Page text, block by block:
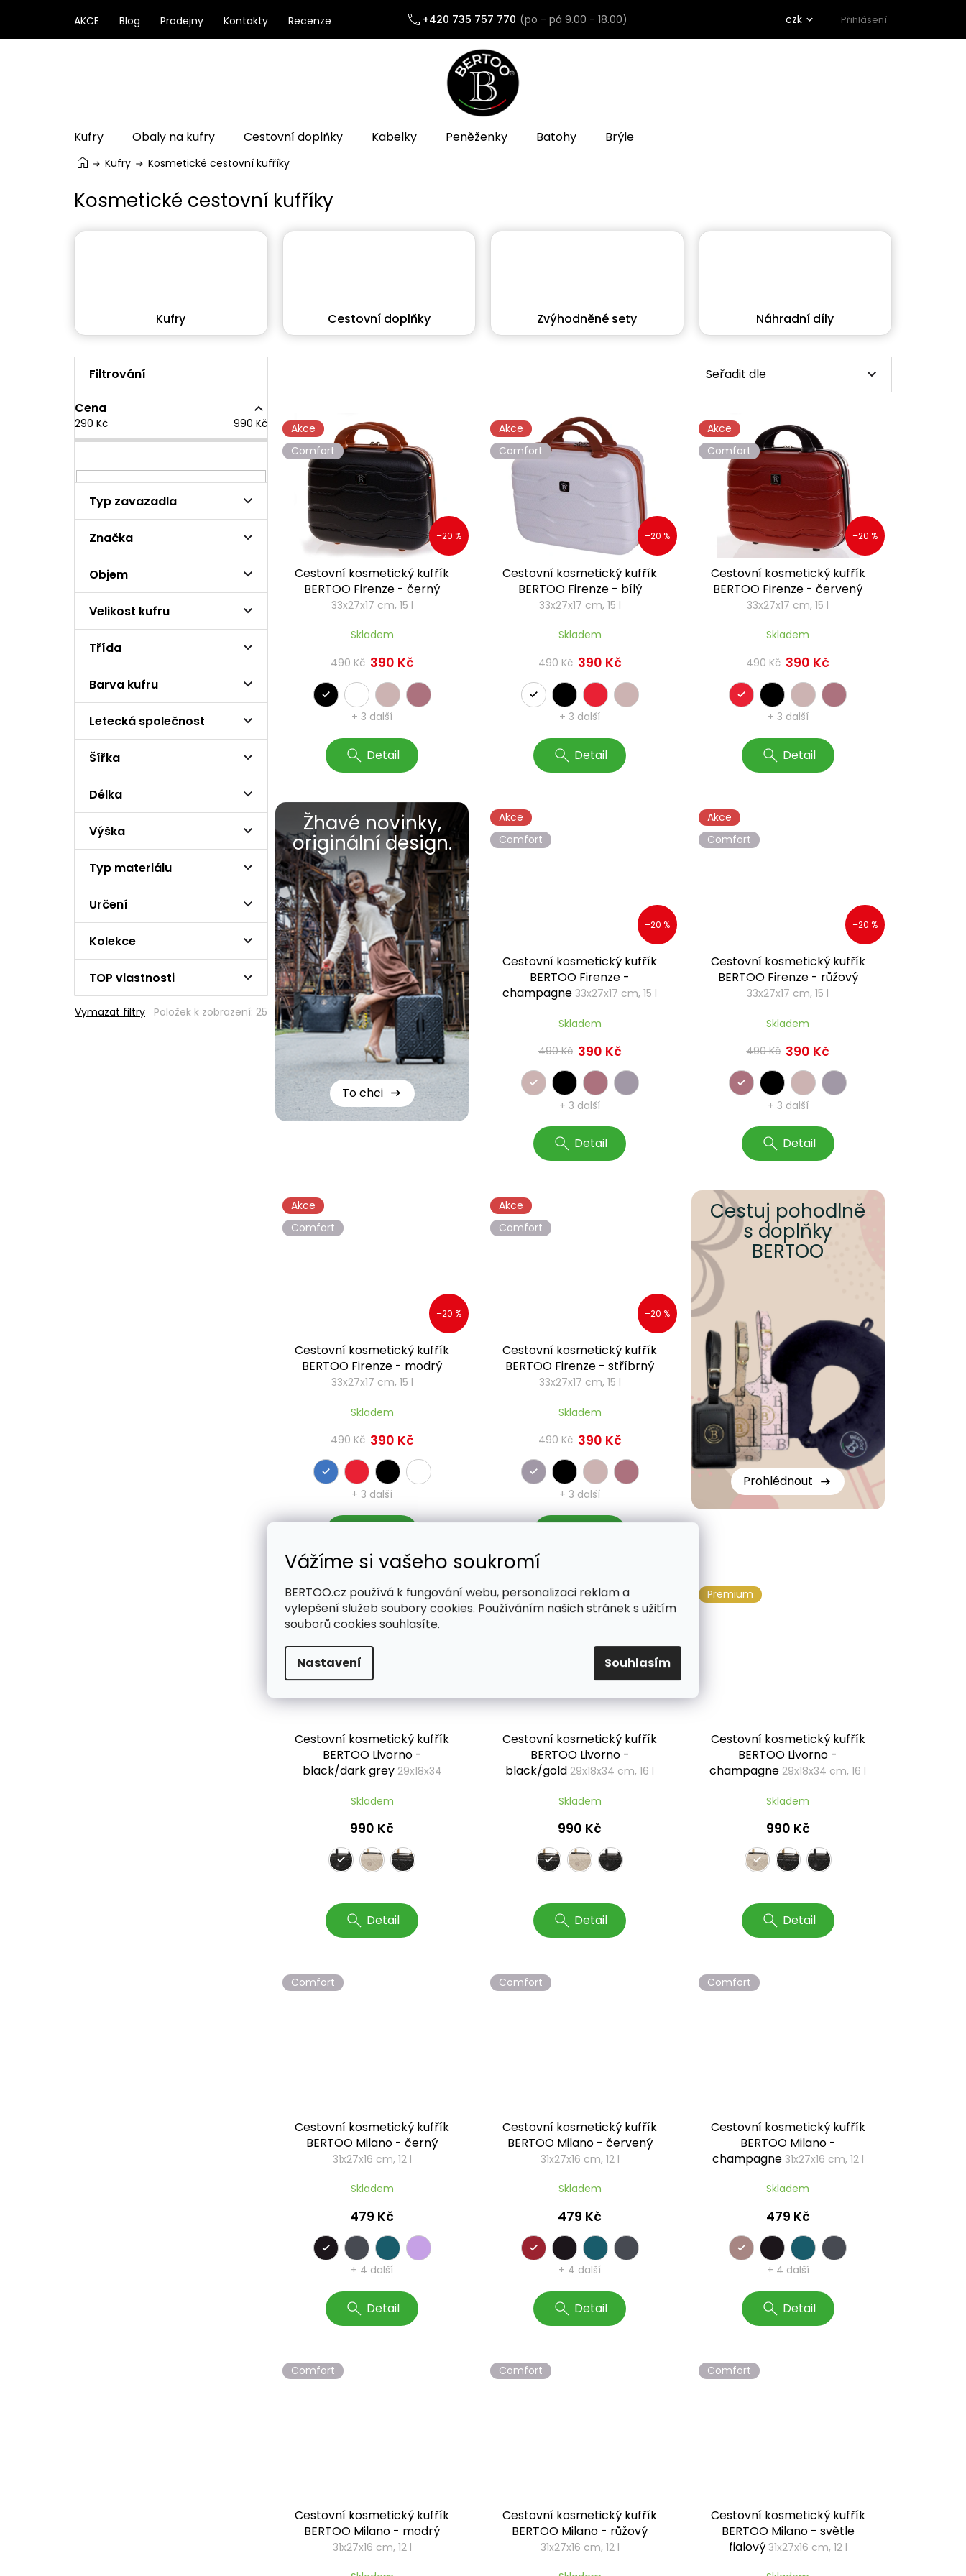
Vážíme si vašeho soukromí
BERTOO.cz používá k fungování webu, personalizaci reklam a
vylepšení služeb soubory cookies. Používáním našich stránek s užitím
souborů cookies souhlasíte.
Nastavení Souhlasím
+420 735 757 770
AKCE Blog Prodejny Kontakty Recenze czk Přihlášení
Kufry Obaly na kufry Cestovní doplňky Kabelky Peněženky Batohy Brýle
Kufry Kosmetické cestovní kufříky
Kosmetické cestovní kufříky
Kufry Cestovní doplňky Zvýhodněné sety Náhradní díly
P
s
t
r
a
n
a
e
Cena
290 Kč 990 Kč
Typ zavazadla
Značka
Objem
Velikost kufru
Třída
Barva kufru
Letecká společnost
Šířka
Délka
Výška
Typ materiálu
Určení
Kolekce
TOP vlastnosti
Vymazat filtry Položek k zobrazení: 25
Seřadit dle
Akce
Comfort
–20 %
Cestovní kosmetický kufřík
BERTOO Firenze - černý
33x27x17 cm, 15 l
Skladem
490 Kč 390 Kč
Detail
+ 3 další
Akce
Comfort
–20 %
Cestovní kosmetický kufřík
BERTOO Firenze - bílý
33x27x17 cm, 15 l
Skladem
490 Kč 390 Kč
Detail
+ 3 další
Akce
Comfort
–20 %
Cestovní kosmetický kufřík
BERTOO Firenze - červený
33x27x17 cm, 15 l
Skladem
490 Kč 390 Kč
Detail
+ 3 další
Žhavé novinky,
originální design.
To chci
Akce
Comfort
–20 %
Cestovní kosmetický kufřík
BERTOO Firenze -
champagne33x27x17 cm, 15 l
Skladem
490 Kč 390 Kč
Detail
+ 3 další
Akce
Comfort
–20 %
Cestovní kosmetický kufřík
BERTOO Firenze - růžový
33x27x17 cm, 15 l
Skladem
490 Kč 390 Kč
Detail
+ 3 další
Akce
Comfort
–20 %
Cestovní kosmetický kufřík
BERTOO Firenze - modrý
33x27x17 cm, 15 l
Skladem
490 Kč 390 Kč
+ 3 další
Akce
Comfort
–20 %
Cestovní kosmetický kufřík
BERTOO Firenze - stříbrný
33x27x17 cm, 15 l
Skladem
490 Kč 390 Kč
+ 3 další
Cestuj pohodlně
s doplňky
BERTOO
Prohlédnout
Premium
Cestovní kosmetický kufřík
BERTOO Livorno -
black/dark grey 29x18x34
Skladem
990 Kč
Detail
Premium
Cestovní kosmetický kufřík
BERTOO Livorno -
black/gold 29x18x34 cm, 16 l
Skladem
990 Kč
Detail
Premium
Cestovní kosmetický kufřík
BERTOO Livorno -
champagne 29x18x34 cm, 16 l
Skladem
990 Kč
Detail
Comfort
Cestovní kosmetický kufřík
BERTOO Milano - černý
31x27x16 cm, 12 l
Skladem
479 Kč
Detail
+ 4 další
Comfort
Cestovní kosmetický kufřík
BERTOO Milano - červený
31x27x16 cm, 12 l
Skladem
479 Kč
Detail
+ 4 další
Comfort
Cestovní kosmetický kufřík
BERTOO Milano -
champagne 31x27x16 cm, 12 l
Skladem
479 Kč
Detail
+ 4 další
Comfort
Cestovní kosmetický kufřík
BERTOO Milano - modrý
31x27x16 cm, 12 l
Comfort
Cestovní kosmetický kufřík
BERTOO Milano - růžový
31x27x16 cm, 12 l
Comfort
Cestovní kosmetický kufřík
BERTOO Milano - světle
fialový 31x27x16 cm, 12 l